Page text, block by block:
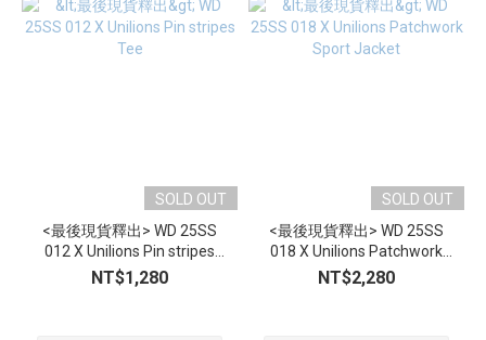
SOLD OUT
<最後現貨釋出> WD 25SS
012 X Unilions Pin stripes
Tee
NT$1,280
SOLD OUT
<最後現貨釋出> WD 25SS
018 X Unilions Patchwork
Sport Jacket
NT$2,280